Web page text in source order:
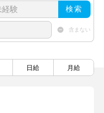
検索
含まない
日給 月給